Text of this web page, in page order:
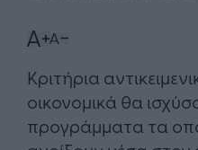
Κριτήρια
οικονομικά θα
προγράμματα τα